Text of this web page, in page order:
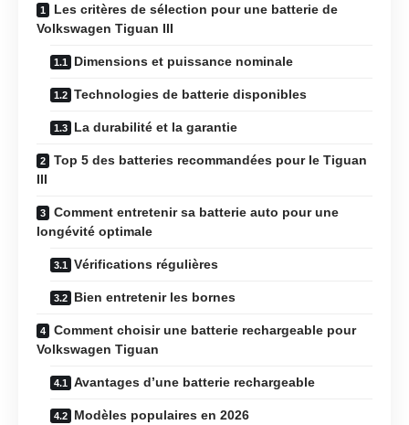
Les critères de sélection pour une batterie de
Volkswagen Tiguan III
Dimensions et puissance nominale
Technologies de batterie disponibles
La durabilité et la garantie
Top 5 des batteries recommandées pour le Tiguan
III
Comment entretenir sa batterie auto pour une
longévité optimale
Vérifications régulières
Bien entretenir les bornes
Comment choisir une batterie rechargeable pour
Volkswagen Tiguan
Avantages d’une batterie rechargeable
Modèles populaires en 2026